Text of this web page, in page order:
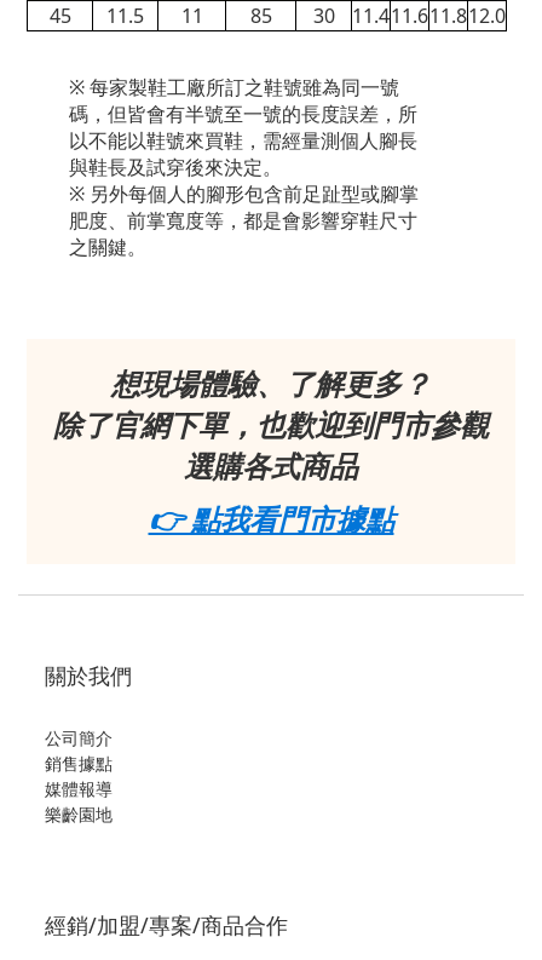
45
11.5 11 85 30 11.411.611.812.0
※ 每家製鞋工廠所訂之鞋號雖為同一號
碼，但皆會有半號至一號的長度誤差，所
以不能以鞋號來買鞋，需經量測個人腳長
與鞋長及試穿後來決定。
※ 另外每個人的腳形包含前足趾型或腳掌
肥度、前掌寬度等，都是會影響穿鞋尺寸
之關鍵。
想現場體驗、了解更多？
除了官網下單，也歡迎到門市參觀
選購各式商品
👉 點我看門市據點
關於我們
公司簡介
銷售據點
媒體報導
樂齡園地
經銷/加盟/專案/商品合作